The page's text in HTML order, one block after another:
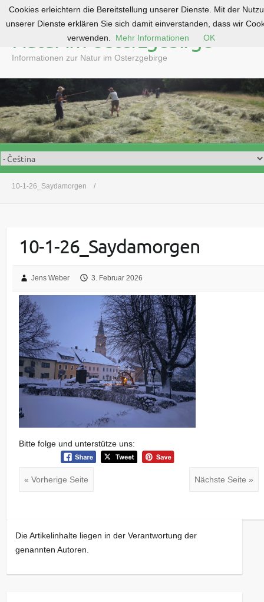
o
o
n
t
e
n
Natur im Osterzgebirge
Informationen zur Natur im Osterzgebirge
10-1-26_Saydamorgen
10-1-26_Saydamorgen
Jens Weber 3. Februar 2026
Bitte folge und unterstütze uns:
« Vorherige Seite Nächste Seite »
Die Artikelinhalte liegen in der Verantwortung der
genannten Autoren.
Cookies erleichtern die Bereitstellung unserer Dienste. Mit der
unserer Dienste erklären Sie sich damit einverstanden, dass wir
verwenden.
Mehr Informationen OK